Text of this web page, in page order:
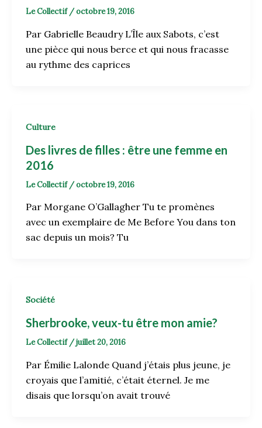
Le Collectif /octobre 19, 2016
Par Gabrielle Beaudry L’Île aux Sabots, c’est
une pièce qui nous berce et qui nous fracasse
au rythme des caprices
Culture
Des livres de filles : être une femme en
2016
Le Collectif /octobre 19, 2016
Par Morgane O’Gallagher Tu te promènes
avec un exemplaire de Me Before You dans ton
sac depuis un mois? Tu
Société
Sherbrooke, veux-tu être mon amie?
Le Collectif /juillet 20, 2016
Par Émilie Lalonde Quand j’étais plus jeune, je
croyais que l’amitié, c’était éternel. Je me
disais que lorsqu’on avait trouvé